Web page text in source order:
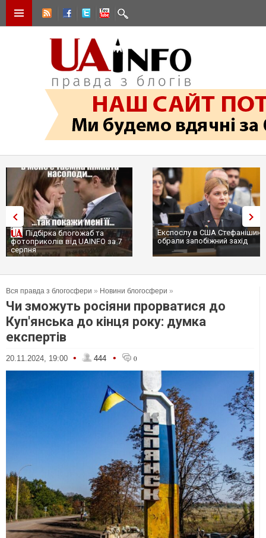
Підбірка блогожаб та
фотоприколів від UAINFO за 7
серпня
Експослу в США
обрали запобіжний захід
Вся правда з блогосфери » Новини блогосфери »
Чи зможуть росіяни прорватися до
Куп'янська до кінця року: думка
експертів
20.11.2024, 19:00 • 444 • 0